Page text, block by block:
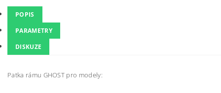
POPIS
PARAMETRY
DISKUZE
Patka rámu GHOST pro modely: